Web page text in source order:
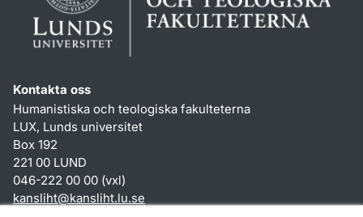
Kontakta oss
Humanistiska och teologiska fakulteterna
LUX, Lunds universitet
Box 192
221 00 LUND
046-222 00 00 (vxl)
kansliht@kansliht.lu.se